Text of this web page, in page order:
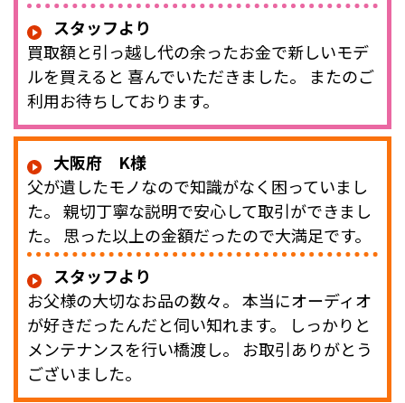
スタッフより
買取額と引っ越し代の余ったお金で新しいモデ
ルを買えると 喜んでいただきました。 またのご
利用お待ちしております。
大阪府 K様
父が遺したモノなので知識がなく困っていまし
た。 親切丁寧な説明で安心して取引ができまし
た。 思った以上の金額だったので大満足です。
スタッフより
お父様の大切なお品の数々。 本当にオーディオ
が好きだったんだと伺い知れます。 しっかりと
メンテナンスを行い橋渡し。 お取引ありがとう
ございました。